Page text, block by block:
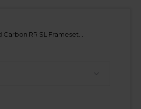
RR SL Frameset...